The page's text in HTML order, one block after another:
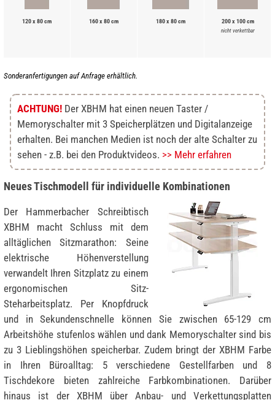
120 x 80 cm 160 x 80 cm 180 x 80 cm 200 x 100 cm
nicht verkettbar
Sonderanfertigungen auf Anfrage erhältlich.
ACHTUNG! Der XBHM hat einen neuen Taster /
Memoryschalter mit 3 Speicherplätzen und Digitalanzeige
erhalten. Bei manchen Medien ist noch der alte Schalter zu
sehen - z.B. bei den Produktvideos. >> Mehr erfahren
Neues Tischmodell für individuelle Kombinationen
Der Hammerbacher Schreibtisch
XBHM macht Schluss mit dem
alltäglichen Sitzmarathon: Seine
elektrische Höhenverstellung
verwandelt Ihren Sitzplatz zu einem
ergonomischen Sitz-
Steharbeitsplatz. Per Knopfdruck
und in Sekundenschnelle können Sie zwischen 65-129 cm
Arbeitshöhe stufenlos wählen und dank Memoryschalter sind bis
zu 3 Lieblingshöhen speicherbar. Zudem bringt der XBHM Farbe
in Ihren Büroalltag: 5 verschiedene Gestellfarben und 8
Tischdekore bieten zahlreiche Farbkombinationen. Darüber
hinaus ist der XBHM über Anbau- und Verkettungsplatten